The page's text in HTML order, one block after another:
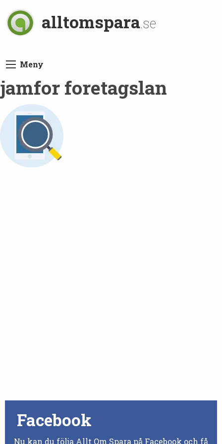
alltomspara.se
Meny
jamfor foretagslan
Facebook
Nu kan du följa Allt Om Spara på Facebook och få